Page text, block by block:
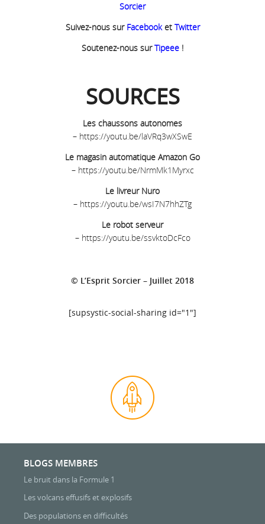
Sorcier
Suivez-nous sur Facebooket Twitter
Soutenez-nous surTipeee !
SOURCES
Les chaussons autonomes
– https://youtu.be/laVRq3wXSwE
Le magasin automatique Amazon Go
– https://youtu.be/NrmMk1Myrxc
Le livreur Nuro
– https://youtu.be/wsI7N7hhZTg
Le robot serveur
– https://youtu.be/ssvktoDcFco
© L’Esprit Sorcier – Juillet 2018
[supsystic-social-sharing id="1"]
BLOGS MEMBRES
Le bruit dans la Formule 1
Les volcans effusifs et explosifs
Des populations en difficultés